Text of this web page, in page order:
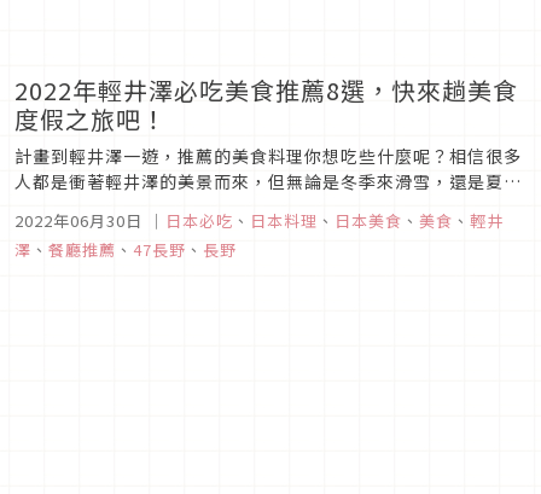
2022年輕井澤必吃美食推薦8選，快來趟美食
度假之旅吧！
計畫到輕井澤一遊，推薦的美食料理你想吃些什麼呢？相信很多
人都是衝著輕井澤的美景而來，但無論是冬季來滑雪，還是夏季
來度假，美景怎麼能不配上美食呢！現在就快來看看 2022年 輕
井澤推薦必吃的美食有哪一些吧！接下來的輕井澤美食之旅，包
準你玩得更開心！
2022年06月30日 ｜ 日本必吃 、 日本料理 、 日本美食 、 美食 、 輕井
澤 、 餐廳推薦 、 47長野 、 長野